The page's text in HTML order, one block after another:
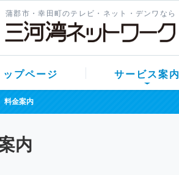
蒲郡市・幸田町のテレビ・ネット・デンワなら
ップページ サービス案内
料金案内
内